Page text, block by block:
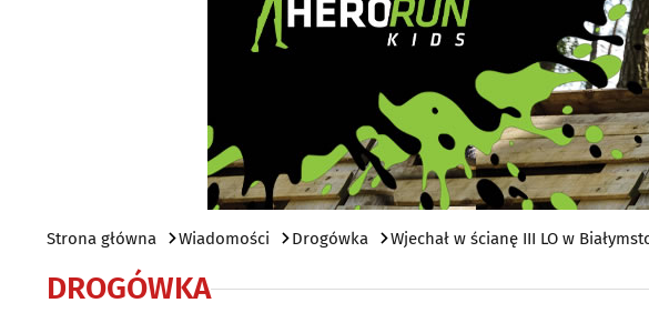
Strona główna Wiadomości Drogówka Wjechał w ścianę III LO w
DROGÓWKA